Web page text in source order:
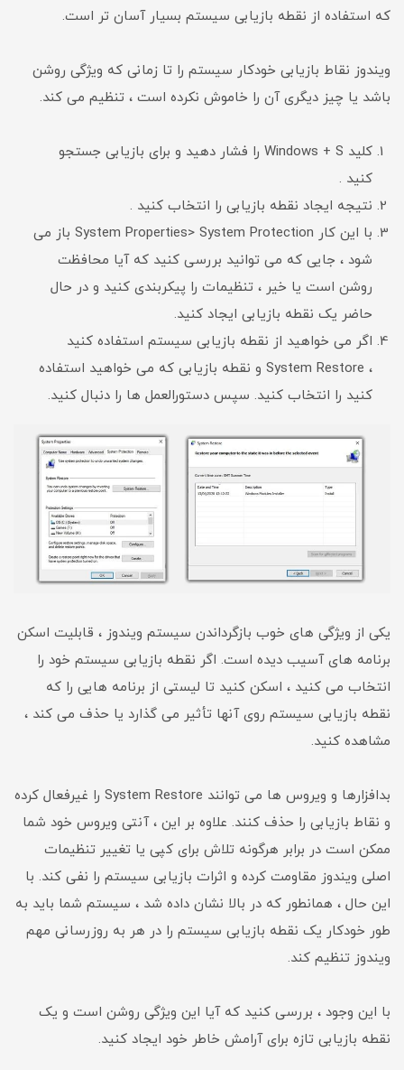
که استفاده از نقطه بازیابی سیستم بسیار آسان تر است.
ویندوز نقاط بازیابی خودکار سیستم را تا زمانی که ویژگی روشن
باشد یا چیز دیگری آن را خاموش نکرده است ، تنظیم می کند.
کلید Windows + S را فشار دهید و برای بازیابی جستجو
کنید .
نتیجه ایجاد نقطه بازیابی را انتخاب کنید .
با این کار System Properties> System Protection باز می
شود ، جایی که می توانید بررسی کنید که آیا محافظت
روشن است یا خیر ، تنظیمات را پیکربندی کنید و در حال
حاضر یک نقطه بازیابی ایجاد کنید.
اگر می خواهید از نقطه بازیابی سیستم استفاده کنید
، System Restore و نقطه بازیابی که می خواهید استفاده
کنید را انتخاب کنید. سپس دستورالعمل ها را دنبال کنید.
یکی از ویژگی های خوب بازگرداندن سیستم ویندوز ، قابلیت اسکن
برنامه های آسیب دیده است. اگر نقطه بازیابی سیستم خود را
انتخاب می کنید ، اسکن کنید تا لیستی از برنامه هایی را که
نقطه بازیابی سیستم روی آنها تأثیر می گذارد یا حذف می کند ،
مشاهده کنید.
بدافزارها و ویروس ها می توانند System Restore را غیرفعال کرده
و نقاط بازیابی را حذف کنند. علاوه بر این ، آنتی ویروس خود شما
ممکن است در برابر هرگونه تلاش برای کپی یا تغییر تنظیمات
اصلی ویندوز مقاومت کرده و اثرات بازیابی سیستم را نفی کند. با
این حال ، همانطور که در بالا نشان داده شد ، سیستم شما باید به
طور خودکار یک نقطه بازیابی سیستم را در هر به روزرسانی مهم
ویندوز تنظیم کند.
با این وجود ، بررسی کنید که آیا این ویژگی روشن است و یک
نقطه بازیابی تازه برای آرامش خاطر خود ایجاد کنید.